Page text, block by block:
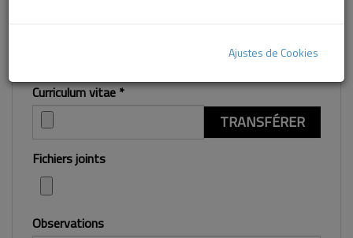
Curriculum vitae*
TRANSFÉRER
Fichiers joints
Observations
Ajustes de Cookies